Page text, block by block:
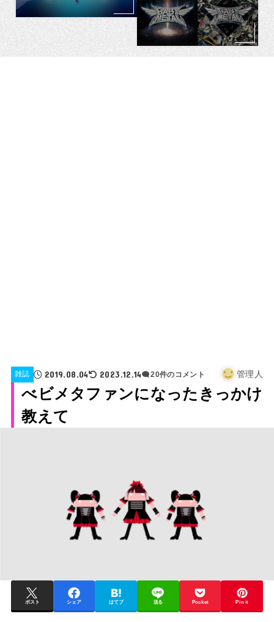
雑誌 2019.08.04 2023.12.14 20件のコメント 管理人
べビメタファンになったきっかけ
教えて
ポスト シェア はてブ 送る Pocket Pin it